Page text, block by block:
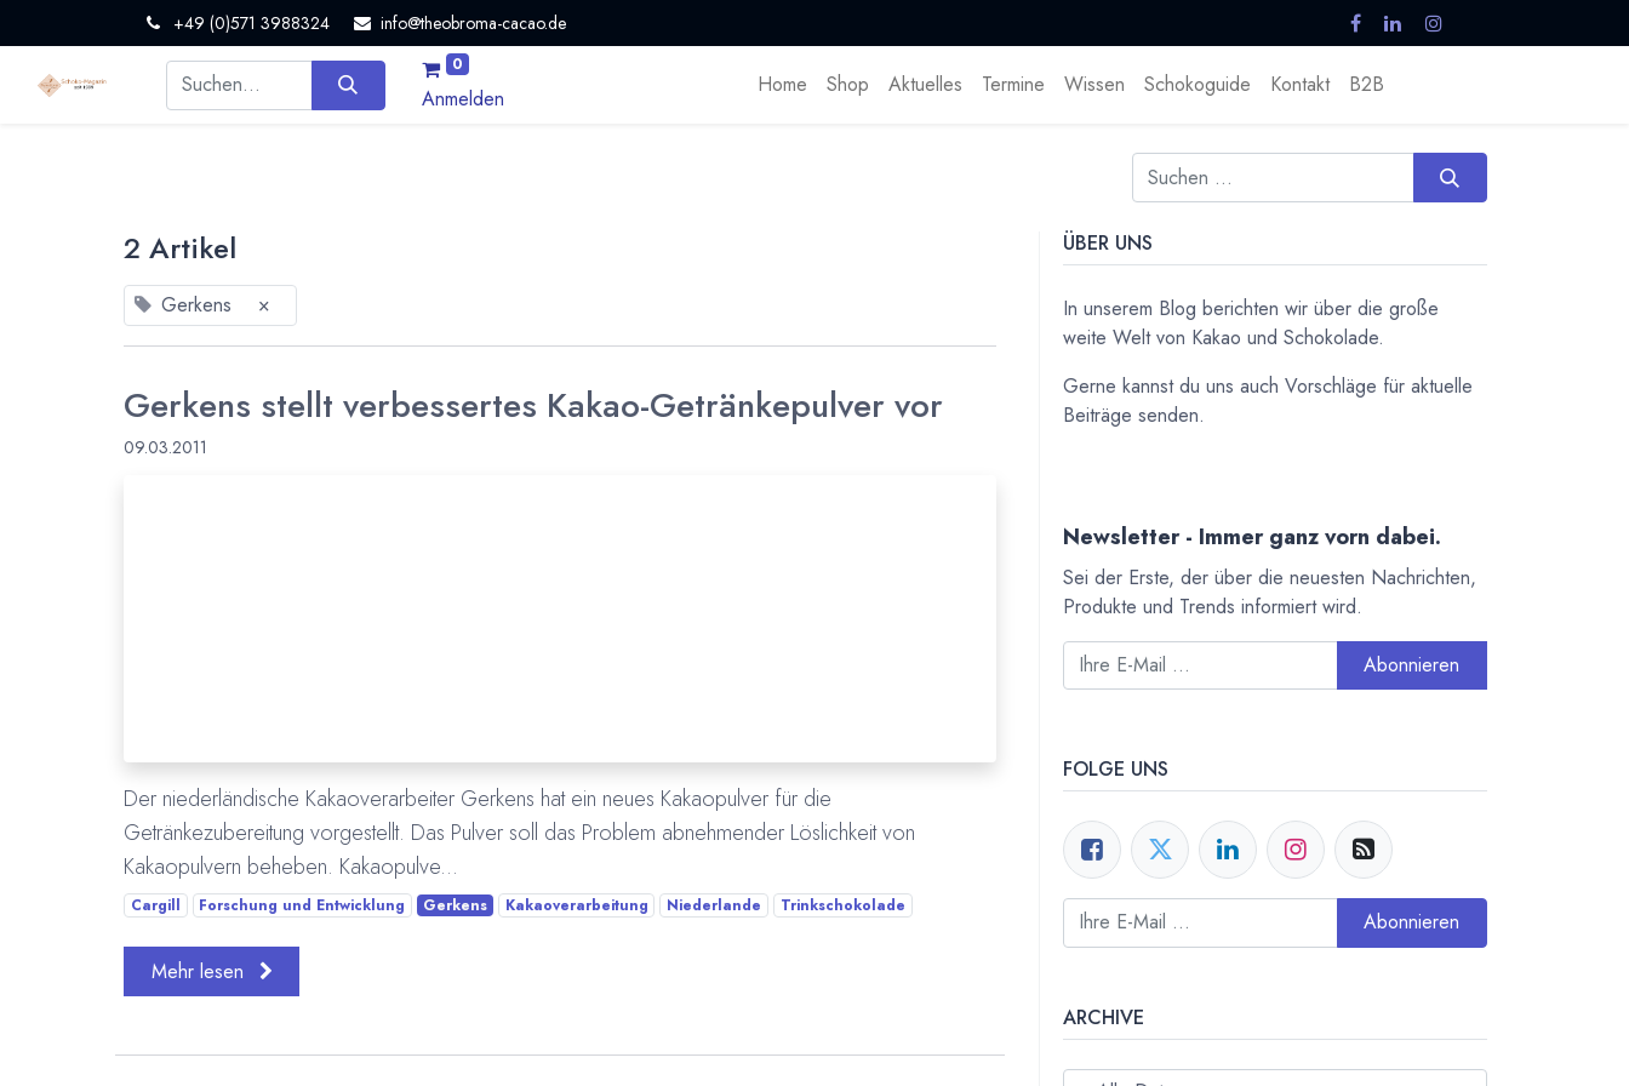
+49 (0)571 3988324 info@theobroma-cacao.de
0
Anmelden
Home Shop Aktuelles Termine Wissen Schokoguide Kontakt B2B
2 Artikel
Gerkens ×
Gerkens stellt verbessertes Kakao-Getränkepulver vor
09.03.2011
Der niederländische Kakaoverarbeiter Gerkens hat ein neues Kakaopulver für die
Getränkezubereitung vorgestellt. Das Pulver soll das Problem abnehmender Löslichkeit von
Kakaopulvern beheben. Kakaopulve...
Cargill Forschung und Entwicklung Gerkens Kakaoverarbeitung Niederlande Trinkschokolade
Mehr lesen
ÜBER UNS
In unserem Blog berichten wir über die große
weite Welt von Kakao und Schokolade.
Gerne kannst du uns auch Vorschläge für aktuelle
Beiträge senden.
Newsletter - Immer ganz vorn dabei.
Sei der Erste, der über die neuesten Nachrichten,
Produkte und Trends informiert wird.
Abonnieren
FOLGE UNS
Abonnieren
ARCHIVE